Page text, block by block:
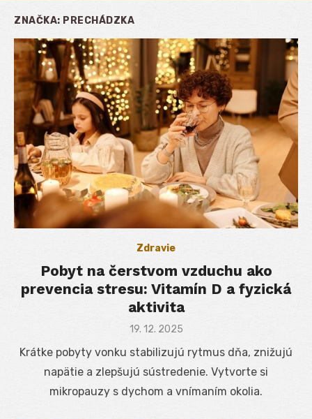
ZNAČKA: PRECHÁDZKA
Zdravie
Pobyt na čerstvom vzduchu ako
prevencia stresu: Vitamín D a fyzická
aktivita
Posted
19. 12. 2025
Krátke pobyty vonku stabilizujú rytmus dňa, znižujú
napätie a zlepšujú sústredenie. Vytvorte si
mikropauzy s dychom a vnímaním okolia.